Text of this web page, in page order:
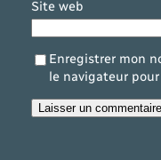
Site web
Enregistrer mon
le navigateur